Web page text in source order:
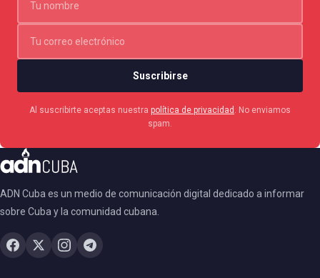
Suscribirse
Al suscribirte aceptas nuestra política de privacidad
. No enviamos
spam.
ADN Cuba es un medio de comunicación digital dedicado a informar
sobre Cuba y la comunidad cubana.